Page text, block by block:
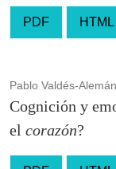
PDF HTML
Pablo Valdés-Alemán
Cognición y
el corazón?